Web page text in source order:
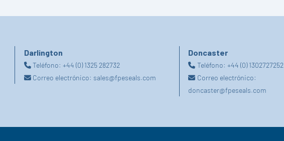
Darlington
Teléfono:+44 (0) 1325 282732
Correo electrónico: sales@fpeseals.com
Doncaster
Teléfono: +44 (0) 1302727252
Correo electrónico:
doncaster@fpeseals.com